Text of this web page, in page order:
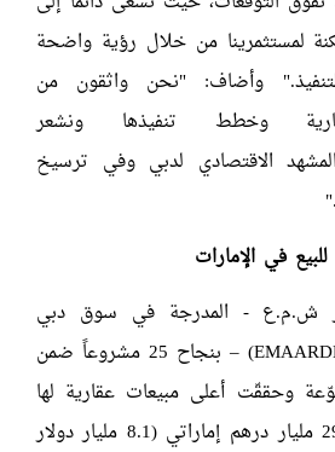
لمستثمرينا من خلال رؤية واضحة
وأضاف: "نحن واثقون من
وخطط تنفيذها ونشعر
الاقتصادي لدبي وفي ترسيخ
في الإمارات
ش.م.ع - المدرجة في سوق دبي
المالي تحت الرمز (EMAARDEV) – بنجاح 25 مشروعاً ضمن
وحققّت أعلى مبيعات عقارية لها
على الإطلاق بلغت 29.7 مليار درهم إماراتي (8.1 مليار دولار